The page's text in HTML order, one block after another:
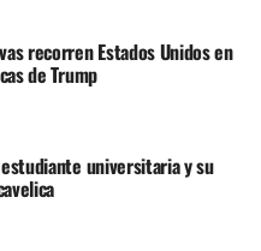
afirmó un
de familiares de las
el gobierno de Dina
unirse en una
1 de mayo
nacional en
para los
recorren Estados Unidos en
de Trump
universitaria y su